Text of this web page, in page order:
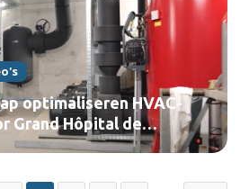
optimaliseren HVAC-
Grand Hôpital de